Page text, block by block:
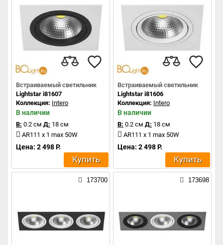
Встраиваемый светильник
Lightstar i81607
Коллекция: Intero
В наличии
В: 0.2 см Д: 18 см
AR111 x 1 max 50W
Цена: 2 498 Р.
Купить
Встраиваемый светильник
Lightstar i81606
Коллекция: Intero
В наличии
В: 0.2 см Д: 18 см
AR111 x 1 max 50W
Цена: 2 498 Р.
Купить
173700 173698